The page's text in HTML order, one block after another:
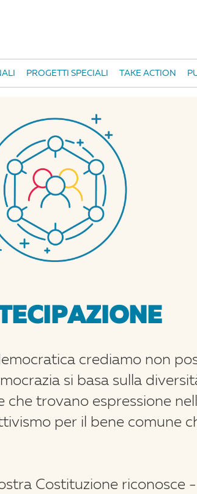
PROGETTI SPECIALI TAKE ACTION
crediamo non
si basa sulla
che trovano espressione
per il bene comune
Costituzione riconosce